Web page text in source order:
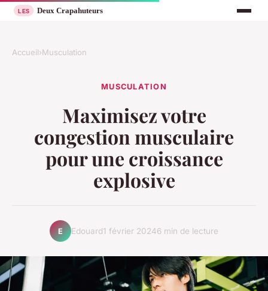
Accueil›Musculation
MUSCULATION
Maximisez votre
congestion musculaire
pour une croissance
explosive
E Edouard1 février 20246 min de lecture